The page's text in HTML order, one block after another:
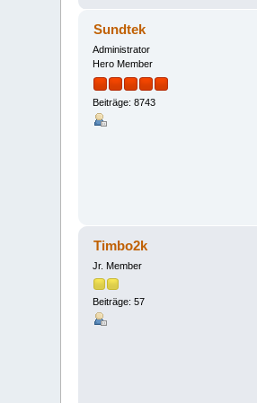
Sundtek
Administrator
Hero Member
Beiträge: 8743
Timbo2k
Jr. Member
Beiträge: 57